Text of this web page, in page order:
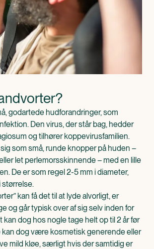
godartede hudforandringer, som
Den virus, der står bag, hedder
og tilhører koppevirusfamilien.
som små, runde knopper på huden –
let perlemorsskinnende – med en lille
De er som regel 2-5 mm i diameter,
størrelse.
kan få det til at lyde alvorligt, er
og går typisk over af sig selv inden for
kan dog hos nogle tage helt op til 2 år før
kan dog være kosmetisk generende eller
mild kløe, særligt hvis der samtidig er